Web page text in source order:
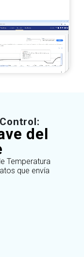
del
Temperatura
que envía